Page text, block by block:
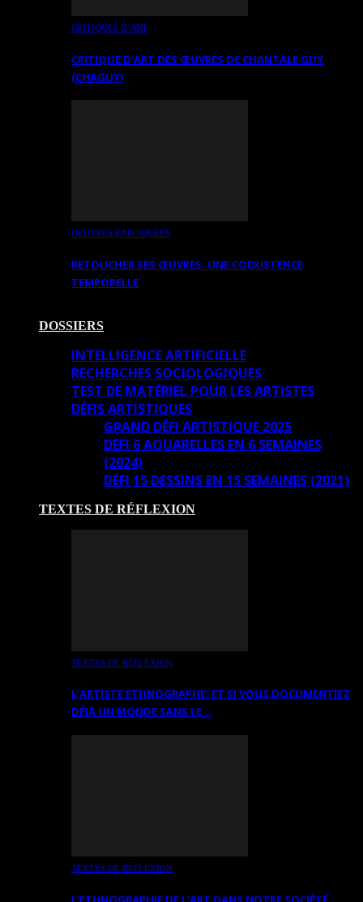
CRITIQUES D’ART
CRITIQUE D’ART DES ŒUVRES DE CHANTALE GUY
(CHAGUY)
OEUVRES EXPLIQUÉES
RETOUCHER SES ŒUVRES. UNE COEXISTENCE
TEMPORELLE
DOSSIERS
INTELLIGENCE ARTIFICIELLE
RECHERCHES SOCIOLOGIQUES
TEST DE MATÉRIEL POUR LES ARTISTES
DÉFIS ARTISTIQUES
GRAND DÉFI ARTISTIQUE 2025
DÉFI 6 AQUARELLES EN 6 SEMAINES
(2024)
DÉFI 15 DESSINS EN 15 SEMAINES (2021)
TEXTES DE RÉFLEXION
TEXTES DE RÉFLEXION
L’ARTISTE ETHNOGRAPHE: ET SI VOUS DOCUMENTIEZ
DÉJÀ UN MONDE SANS LE…
TEXTES DE RÉFLEXION